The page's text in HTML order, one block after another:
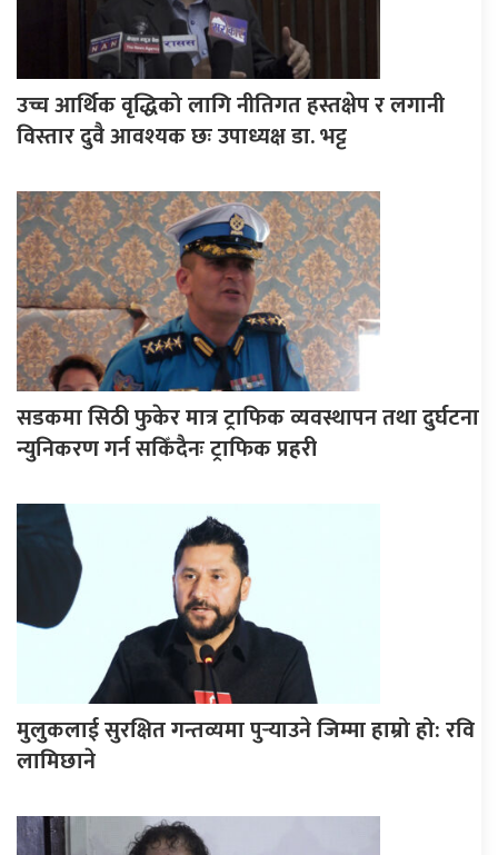
उच्च आर्थिक वृद्धिको लागि नीतिगत हस्तक्षेप र लगानी
विस्तार दुवै आवश्यक छः उपाध्यक्ष डा. भट्ट
सडकमा सिठी फुकेर मात्र ट्राफिक व्यवस्थापन तथा दुर्घटना
न्युनिकरण गर्न सकिँदैनः ट्राफिक प्रहरी
मुलुकलाई सुरक्षित गन्तव्यमा पुर्‍याउने जिम्मा हाम्रो हो: रवि
लामिछाने